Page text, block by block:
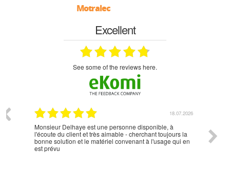
Motralec
Excellent
see some of the reviews here.
18.07.2026
Monsieur Delhaye est une personne disponible, à
l'écoute du client et très aimable - cherchant toujours la
bonne solution et le matériel convenant à l'usage qui en
est prévu